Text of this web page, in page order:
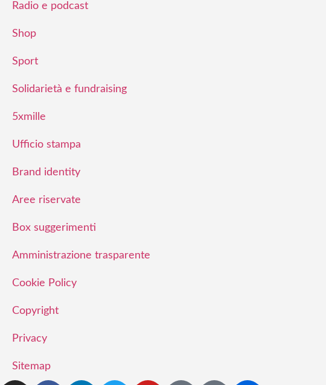
Radio e podcast
Shop
Sport
Solidarietà e fundraising
5xmille
Ufficio stampa
Brand identity
Aree riservate
Box suggerimenti
Amministrazione trasparente
Cookie Policy
Copyright
Privacy
Sitemap